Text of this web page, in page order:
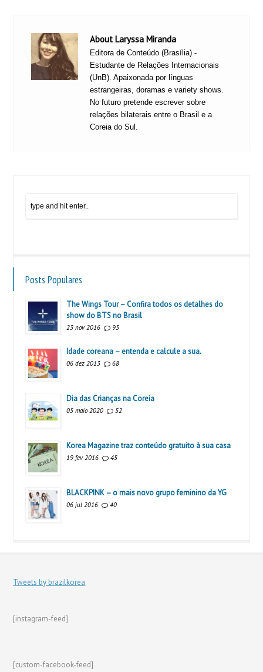
About Laryssa Miranda
Editora de Conteúdo (Brasília) -
Estudante de Relações Internacionais
(UnB). Apaixonada por línguas
estrangeiras, doramas e variety shows.
No futuro pretende escrever sobre
relações bilaterais entre o Brasil e a
Coreia do Sul.
Posts Populares
The Wings Tour – Confira todos os detalhes do
show do BTS no Brasil
23 nov 2016 93
Idade coreana – entenda e calcule a sua.
06 dez 2013 68
Dia das Crianças na Coreia
05 maio 2020 52
Korea Magazine traz conteúdo gratuito à sua casa
19 fev 2016 45
BLACKPINK – o mais novo grupo feminino da YG
06 jul 2016 40
Tweets by brazilkorea
[instagram-feed]
[custom-facebook-feed]